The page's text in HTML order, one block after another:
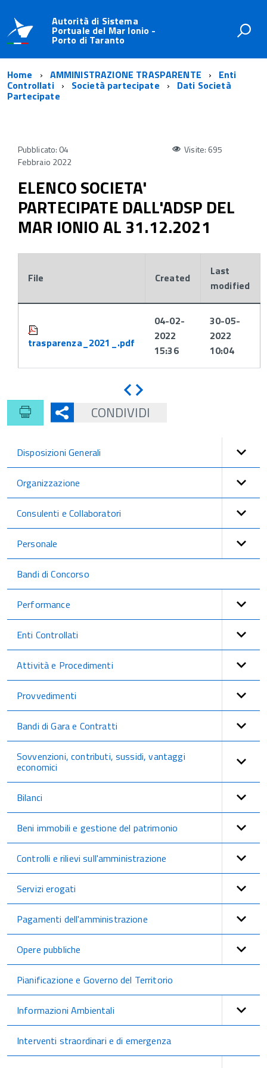
Autorità di Sistema
Portuale del Mar Ionio -
Porto di Taranto
Home AMMINISTRAZIONE TRASPARENTE Enti
Controllati Società partecipate Dati Società
Partecipate
Pubblicato: 04
Febbraio 2022
Visite: 695
ELENCO SOCIETA'
PARTECIPATE DALL'ADSP DEL
MAR IONIO AL 31.12.2021
File Created
Last
modified
trasparenza_2021_.pdf
04-02-
2022
15:36
30-05-
2022
10:04
Indietro
CONDIVIDI
Disposizioni Generali
Organizzazione
Consulenti e Collaboratori
Personale
Bandi di Concorso
Performance
Enti Controllati
Attività e Procedimenti
Provvedimenti
Bandi di Gara e Contratti
Sovvenzioni, contributi, sussidi, vantaggi
economici
Bilanci
Beni immobili e gestione del patrimonio
Controlli e rilievi sull'amministrazione
Servizi erogati
Pagamenti dell'amministrazione
Opere pubbliche
Pianificazione e Governo del Territorio
Informazioni Ambientali
Interventi straordinari e di emergenza